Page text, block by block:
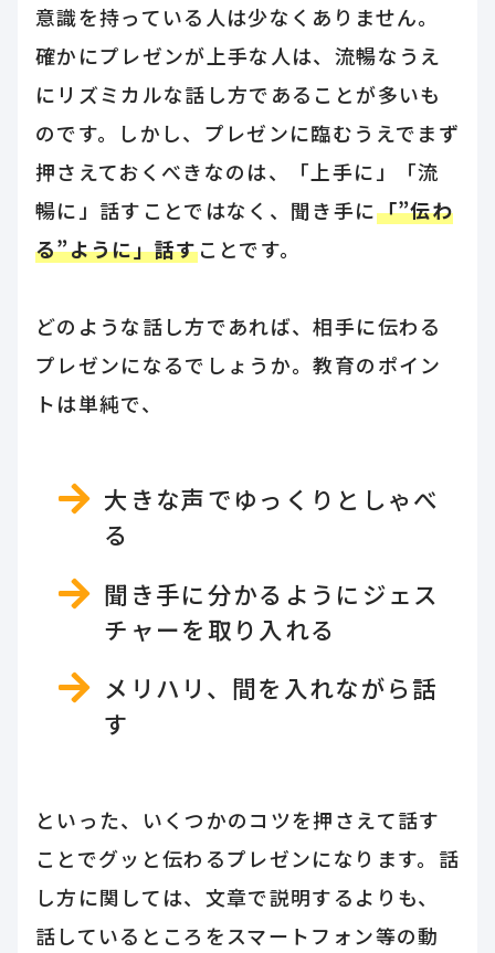
意識を持っている人は少なくありません。
確かにプレゼンが上手な人は、流暢なうえ
にリズミカルな話し方であることが多いも
のです。しかし、プレゼンに臨むうえでまず
押さえておくべきなのは、「上手に」「流
暢に」話すことではなく、聞き手に「”伝わ
る”ように」話すことです。
どのような話し方であれば、相手に伝わる
プレゼンになるでしょうか。教育のポイン
トは単純で、
大きな声でゆっくりとしゃべ
る
聞き手に分かるようにジェス
チャーを取り入れる
メリハリ、間を入れながら話
す
といった、いくつかのコツを押さえて話す
ことでグッと伝わるプレゼンになります。話
し方に関しては、文章で説明するよりも、
話しているところをスマートフォン等の動